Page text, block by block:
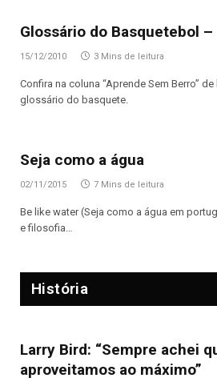
Glossário do Basquetebol –
15/12/2010 3 Mins de leitura
Confira na coluna “Aprende Sem Berro”
glossário do basquete.
Seja como a água
02/11/2015 7 Mins de leitura
Be like water (Seja como a água em
e filosofia…
História
Larry Bird: “Sempre achei
aproveitamos ao máximo”